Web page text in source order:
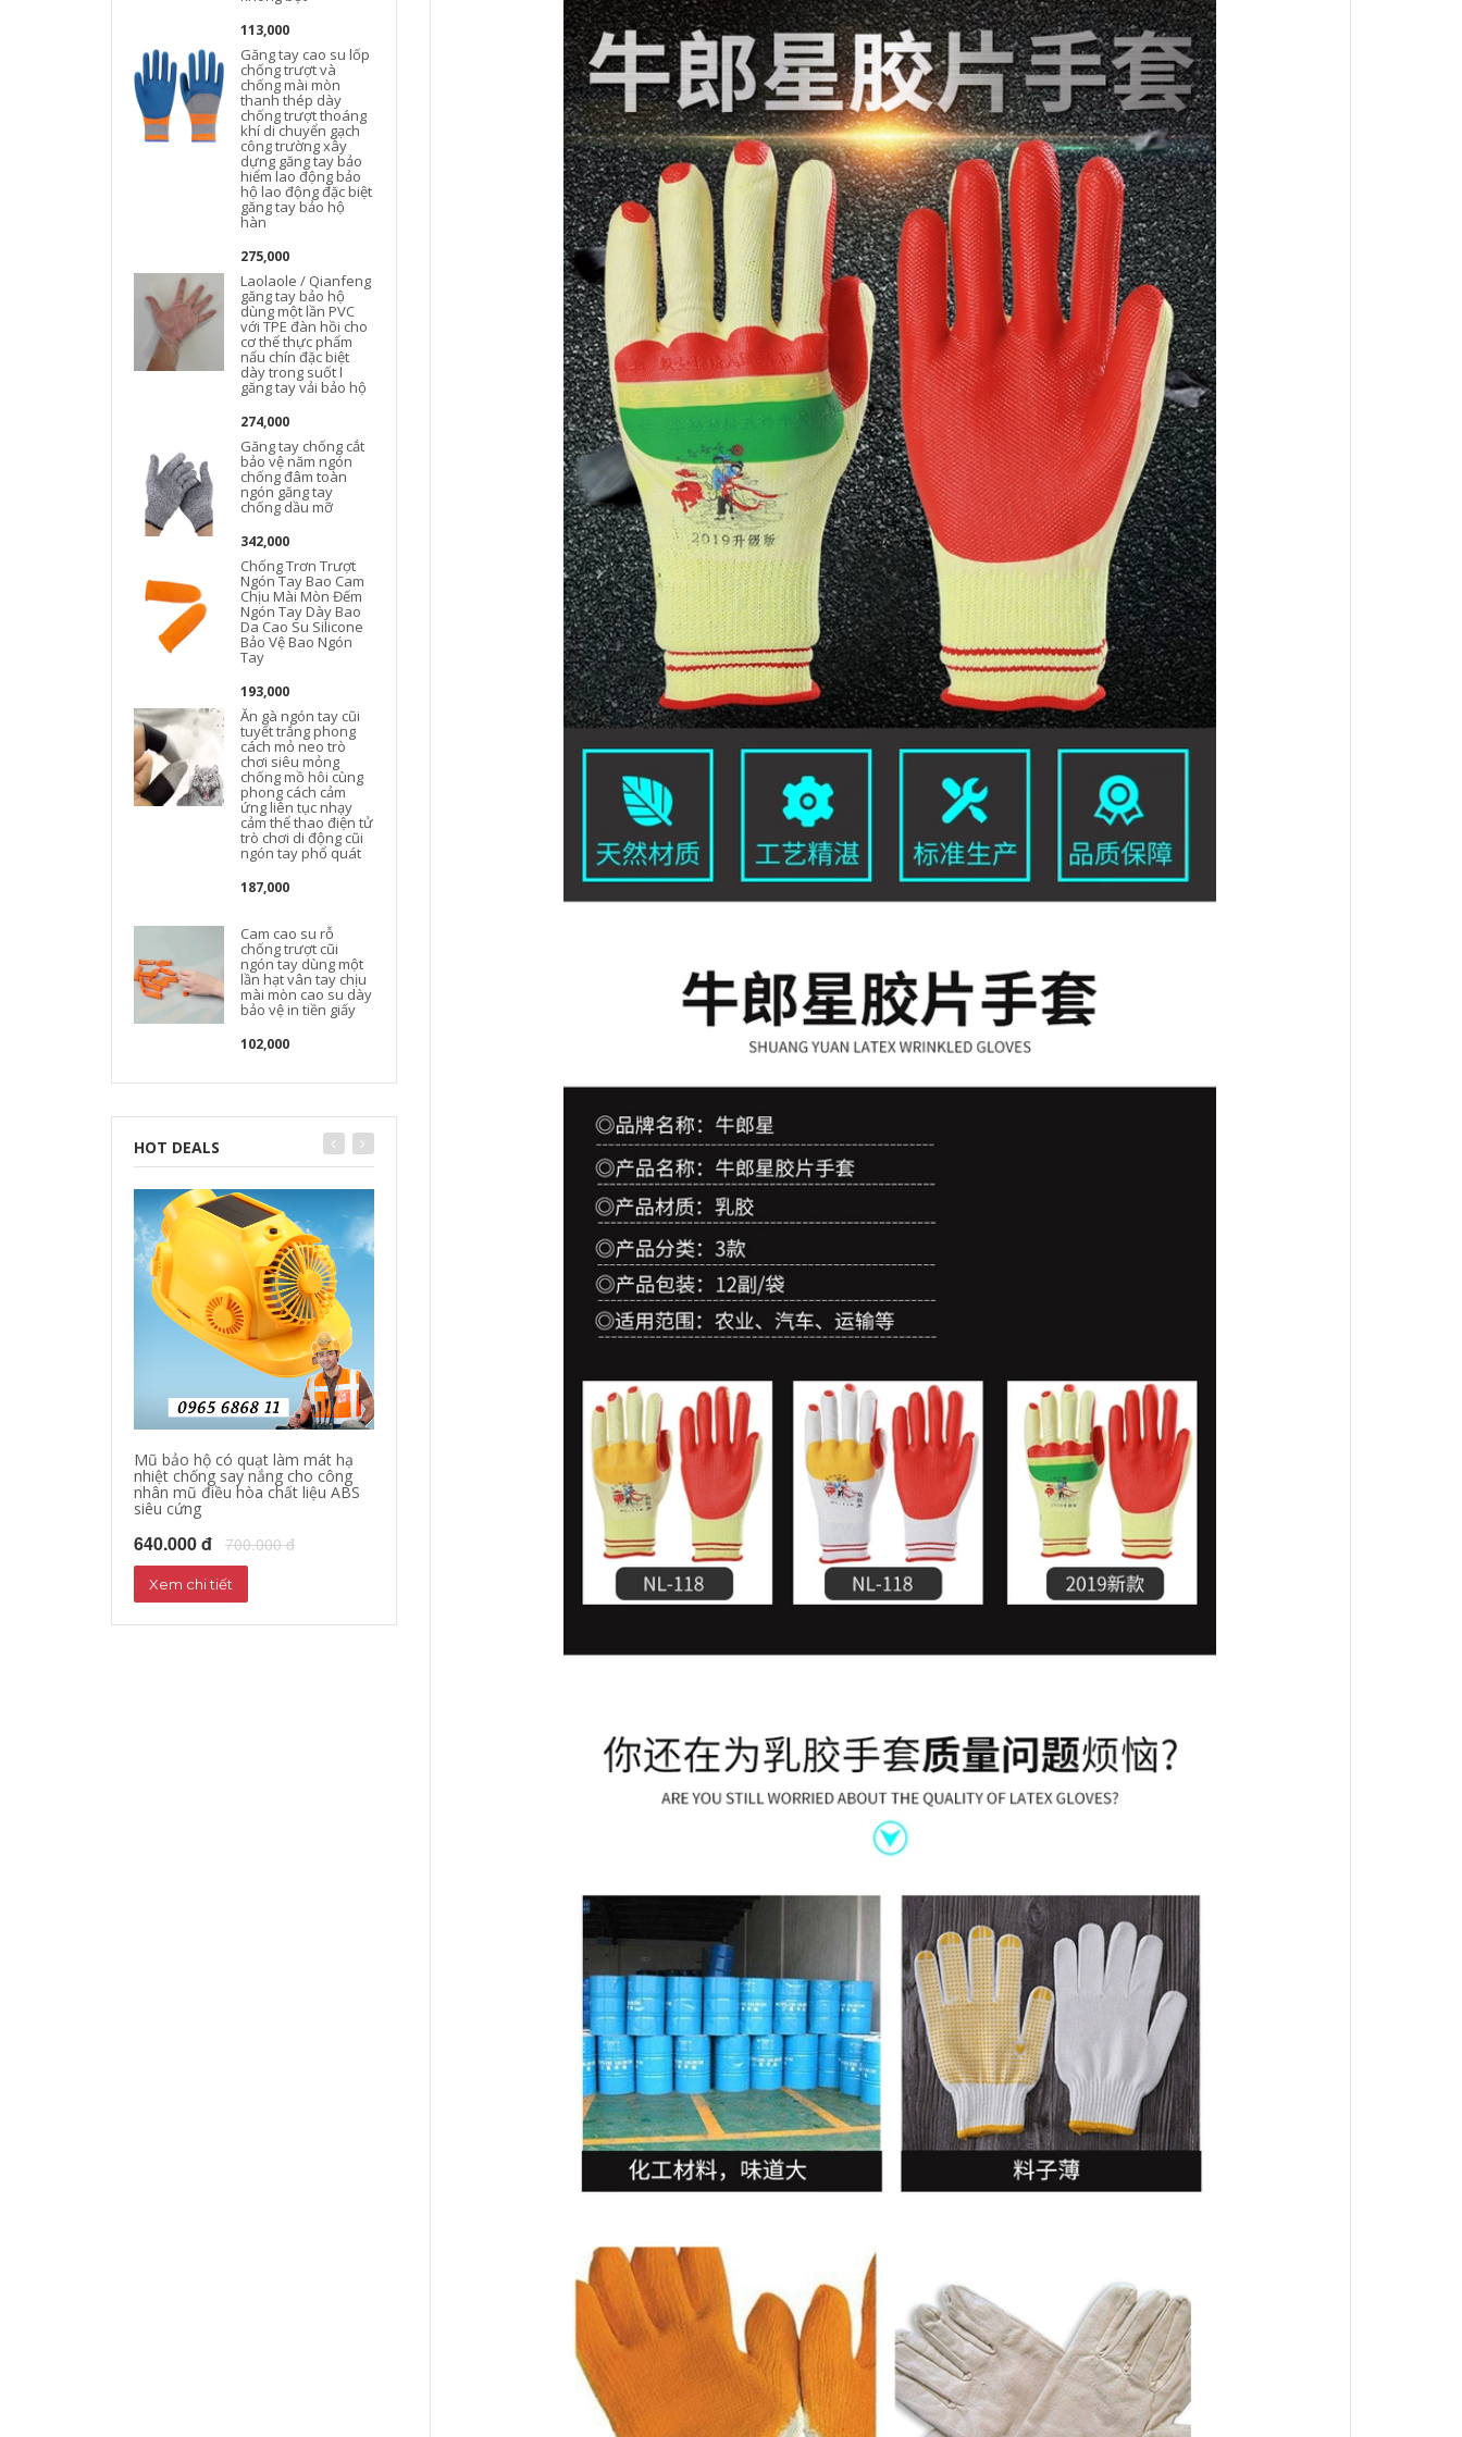
113,000
Găng tay cao su lốp
chống trượt và
chống mài mòn
thanh thép dày
chống trượt thoáng
khí di chuyển gạch
công trường xây
dựng găng tay bảo
hiểm lao động bảo
hộ lao động đặc biệt
găng tay bảo hộ
hàn
275,000
Laolaole / Qianfeng
găng tay bảo hộ
dùng một lần PVC
với TPE đàn hồi cho
cơ thể thực phẩm
nấu chín đặc biệt
dày trong suốt l
găng tay vải bảo hộ
274,000
Găng tay chống cắt
bảo vệ năm ngón
chống đâm toàn
ngón găng tay
chống dầu mỡ
342,000
Chống Trơn Trượt
Ngón Tay Bao Cam
Chịu Mài Mòn Đếm
Ngón Tay Dày Bao
Da Cao Su Silicone
Bảo Vệ Bao Ngón
Tay
193,000
Ăn gà ngón tay cũi
tuyết trắng phong
cách mỏ neo trò
chơi siêu mỏng
chống mồ hôi cùng
phong cách cảm
ứng liên tục nhạy
cảm thể thao điện tử
trò chơi di động cũi
ngón tay phổ quát
187,000
Cam cao su rỗ
chống trượt cũi
ngón tay dùng một
lần hạt vân tay chịu
mài mòn cao su dày
bảo vệ in tiền giấy
102,000
game thể thao điện
tử Dseven không
yêu cầu giống cá
mập đen Bộ ngón
tay chống trượt
chống mồ hôi chống
đổ mồ hôi vua tạo
tác hòa bình Bộ
ngón tay cái cạnh
tranh cô gái ưu tú
dành riêng cho vinh
Cao su bảo vệ latex
rỗ ngón cũi dày
chống trơn trượt
chịu mài mòn tiền
giấy hoa văn thêu
bảo vệ ngón tay
dùng một lần cũi
Bộ ngón tay cái
bằng cao su mới
cao su dùng một lần
bảo vệ chống ngón
tay cái làm đẹp áo
giáp chống trượt
chống thấm nước
massage ngón tay
Bảo Vệ Ngón Tay
Đeo Chéo S Dụng
Cụ Đồng Nguyên
Chất Đầu Kẹp Dày
Sắt Bộ Móng Đa
Năng May DIY
lll đức bao ngón tay
silicone bảo vệ bao
bảo vệ chấn thương
Bộ ngón tay chống
cắt và chống cắt, bộ
Mới chống cắt cũi
ngón tay cũi dày
chống mài mòn bảo
vệ ngón tay chống
đau chống trượt
bảo hiểm lao động
làm vườn cũi ngón
tay chống cắt
187,000
Bao ngón tay bao
ngón cái Bao ngón
tay đếm tiền găng
tay nữ ngón to găng
tay chống cắt bảo vệ
ngón tay nữ dày
dặn thoáng khí
chống mài mòn
199,000
Dùng Một Lần Ngón
Tay Bao Bảo Vệ
Chịu Mài Mòn Dày
Non-Trượt Cao Su
Bao Bảo Hộ Lao
Động Bao Ngón Tay
Bảo Vệ Móng Bao
262,000
Học sinh trung học
chống ăn tay cắn
ngón tay găng tay
màn hình cảm ứng
thanh thiếu niên bỏ
ăn và gặm tay sửa
găng tay viết thuận
tiện và thoáng khí
201,000
Bộ ngón tay chống
cắt cắt nắp ngón tay
chịu mài mòn dày
chống trượt giáp
bảo vệ ngón tay bọc
ngón tay bảo vệ
Dụng Cụ Hái Rau Củ
Dao Móng Tay Sắt
Bộ Bảo Vệ Ngón Tay
Bọc Giáp Hiện Vật
Hái Trà Hạt Tiêu Bóc
260,000
HOT DEALS
Mũ bảo hộ có quạt làm mát hạ
nhiệt chống say nắng cho công
nhân mũ điều hòa chất liệu ABS
siêu cứng
640.000 đ 700.000 đ
Xem chi tiết